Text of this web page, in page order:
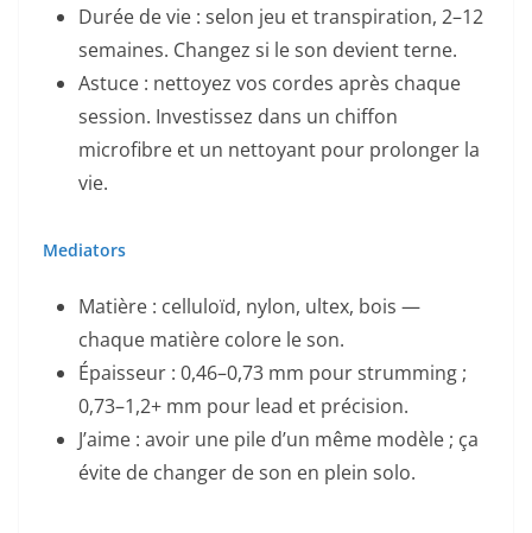
Durée de vie : selon jeu et transpiration, 2–12
semaines. Changez si le son devient terne.
Astuce : nettoyez vos cordes après chaque
session. Investissez dans un chiffon
microfibre et un nettoyant pour prolonger la
vie.
Mediators
Matière : celluloïd, nylon, ultex, bois —
chaque matière colore le son.
Épaisseur : 0,46–0,73 mm pour strumming ;
0,73–1,2+ mm pour lead et précision.
J’aime : avoir une pile d’un même modèle ; ça
évite de changer de son en plein solo.